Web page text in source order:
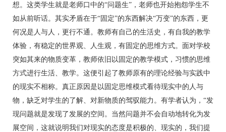
想。这类学生就是老师口中的“问题生”，老师也开始抱怨学生不
如从前听话。其实矛盾在于“固定”的东西解决“万变”的东西，更
何况是人与人，更行不通。教师有自己的生活史，有自我的教学
体验，有稳定的世界观、人生观，有固定的思维方式。面对学校
突如其来的物质变革，教师依旧以固定的教学模式，习惯的思维
方式进行生活、教学。这便引起了教师原有的理论经验与实践中
的现实不相称。真正原因是以固定思维模式看待现实中的人与
物，缺乏对学生的了解、对新物质的驾驭能力。有学者认为，“发
现问题就是发现了发展的空间。当然问题并不会自动地转化为发
展空间，这就说明我们对现实的态度是积极的、现实的，我们提